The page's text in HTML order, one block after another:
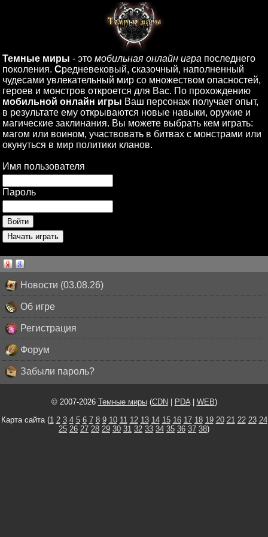
Темные миры - это мобильная онлайн игра последнего
поколения. Средневековый, сказочный, наполненный
чудесами увлекательный мир со множеством опасностей,
героев и монстров откроется для Вас. По прохождению
мобильной онлайн игры Ваш персонаж получает опыт,
в результате ему открываются новые навыки, оружие и
магические заклинания. Вы можете выбрать кем играть:
магом или воином, участвовать в битвах с монстрами или
окунуться в мир политики кланов.
Имя пользователя
Пароль
Новости (03.08.26)
Об игре
Регистрация
Форум
Забыли пароль?
© 2007-2026 Темные миры(CDN| PDA| WEB)
Карта сайта (1 2 3 4 5 6 7 8 9 10 11 12 13 14 15 16 17 18 19 20 21 22 23 24
25 26 27 28 29 30 31 32 33 34 35 36 37 38)